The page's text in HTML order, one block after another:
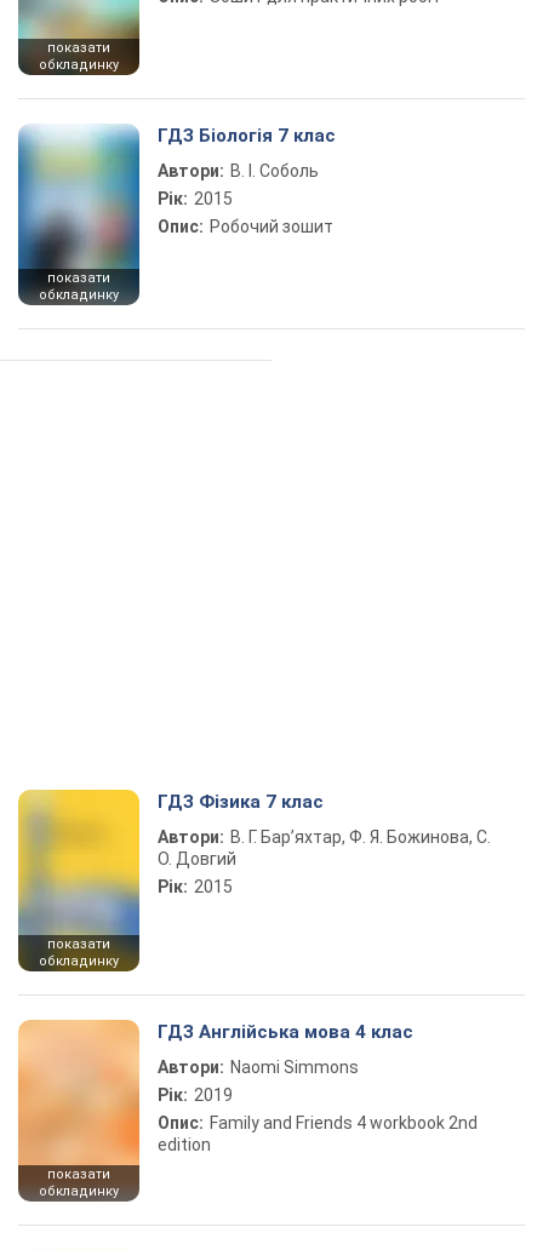
показати
обкладинку
показати
обкладинку
ГДЗ Біологія 7 клас
Автори: В. І. Соболь
Рік: 2015
Опис: Робочий зошит
показати
обкладинку
ГДЗ Фізика 7 клас
Автори: В. Г. Бар’яхтар, Ф. Я. Божинова, С.
О. Довгий
Рік: 2015
показати
обкладинку
ГДЗ Англійська мова 4 клас
Автори: Naomi Simmons
Рік: 2019
Опис: Family and Friends 4 workbook 2nd
edition